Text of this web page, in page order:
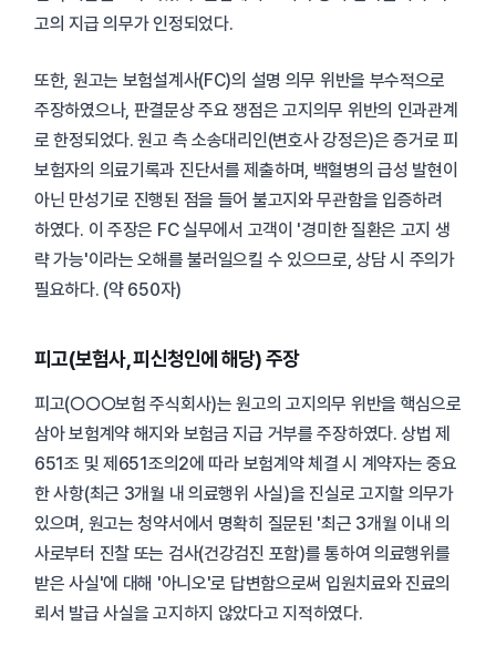
고의 지급 의무가 인정되었다.
또한, 원고는 보험설계사(FC)의 설명 의무 위반을 부수적으로
주장하였으나, 판결문상 주요 쟁점은 고지의무 위반의 인과관계
로 한정되었다. 원고 측 소송대리인(변호사 강정은)은 증거로 피
보험자의 의료기록과 진단서를 제출하며, 백혈병의 급성 발현이
아닌 만성기로 진행된 점을 들어 불고지와 무관함을 입증하려
하였다. 이 주장은 FC 실무에서 고객이 '경미한 질환은 고지 생
략 가능'이라는 오해를 불러일으킬 수 있으므로, 상담 시 주의가
필요하다. (약 650자)
피고(보험사, 피신청인에 해당) 주장
피고(○○○보험 주식회사)는 원고의 고지의무 위반을 핵심으로
삼아 보험계약 해지와 보험금 지급 거부를 주장하였다. 상법 제
651조 및 제651조의2에 따라 보험계약 체결 시 계약자는 중요
한 사항(최근 3개월 내 의료행위 사실)을 진실로 고지할 의무가
있으며, 원고는 청약서에서 명확히 질문된 '최근 3개월 이내 의
사로부터 진찰 또는 검사(건강검진 포함)를 통하여 의료행위를
받은 사실'에 대해 '아니오'로 답변함으로써 입원치료와 진료의
뢰서 발급 사실을 고지하지 않았다고 지적하였다.